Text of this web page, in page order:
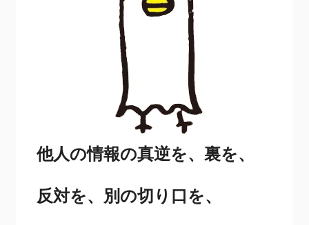
他人の情報の真逆を、裏を、
反対を、別の切り口を、